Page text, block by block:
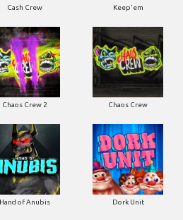
Cash Crew Keep'em
Chaos Crew 2 Chaos Crew
Hand of Anubis Dork Unit